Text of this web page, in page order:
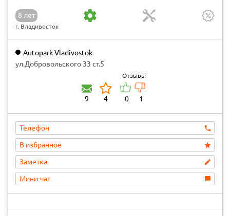
8 лет
г. Владивосток
Autopark Vladivostok
ул.Добровольского 33 ст.5
9 4
Отзывы
0 1
Телефон
В избранное
Заметка
Мини-чат